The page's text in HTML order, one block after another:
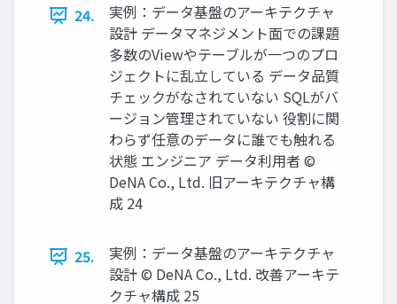
24.
実例：データ基盤のアーキテクチャ
設計 データマネジメント⾯での課題
多数のViewやテーブルが⼀つのプロ
ジェクトに乱⽴している データ品質
チェックがなされていない SQLがバ
ージョン管理されていない 役割に関
わらず任意のデータに誰でも触れる
状態 エンジニア データ利⽤者 ©
DeNA Co., Ltd. 旧アーキテクチャ構
成 24
25.
実例：データ基盤のアーキテクチャ
設計 © DeNA Co., Ltd. 改善アーキテ
クチャ構成 25